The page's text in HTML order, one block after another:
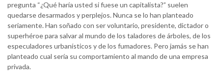
pregunta “¿Qué haría usted si fuese un capitalista?” suelen
quedarse desarmados y perplejos. Nunca se lo han planteado
seriamente. Han soñado con ser voluntario, presidente, dictador o
superhéroe para salvar al mundo de los taladores de árboles, de los
especuladores urbanísticos y de los fumadores. Pero jamás se han
planteado cual sería su comportamiento al mando de una empresa
privada.